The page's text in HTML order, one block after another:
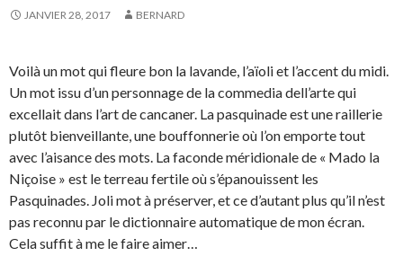
JANVIER 28, 2017 BERNARD
Voilà un mot qui fleure bon la lavande, l’aïoli et l’accent du midi.
Un mot issu d’un personnage de la commedia dell’arte qui
excellait dans l’art de cancaner. La pasquinade est une raillerie
plutôt bienveillante, une bouffonnerie où l’on emporte tout
avec l’aisance des mots. La faconde méridionale de « Mado la
Niçoise » est le terreau fertile où s’épanouissent les
Pasquinades. Joli mot à préserver, et ce d’autant plus qu’il n’est
pas reconnu par le dictionnaire automatique de mon écran.
Cela suffit à me le faire aimer…